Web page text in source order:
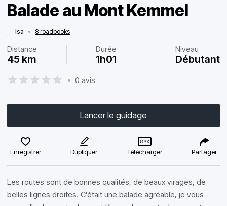
Balade au Mont Kemmel
Isa • 8 roadbooks
Distance
45 km
Durée
1h01
Niveau
Débutant
• 0 avis
Lancer le guidage
Enregistrer Dupliquer Télécharger Partager
Les routes sont de bonnes qualités, de beaux virages, de
belles lignes droites. C'était une balade agréable, je vous